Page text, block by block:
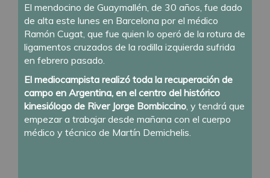
El mendocino de Guaymallén, de 30 años, fue dado
de alta este lunes en Barcelona por el médico
Ramón Cugat, que fue quien lo operó de la rotura de
ligamentos cruzados de la rodilla izquierda sufrida
en febrero pasado.
El mediocampista realizó toda la recuperación de
campo en Argentina, en el centro del histórico
kinesiólogo de River Jorge Bombiccino , y tendrá que
empezar a trabajar desde mañana con el cuerpo
médico y técnico de Martín Demichelis.